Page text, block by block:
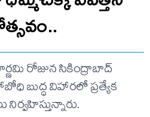
రోజున సికింద్రాబాద్‌
బుద్ధ విహారలో ప్రత్యేక
నిర్వహిస్తున్నారు.